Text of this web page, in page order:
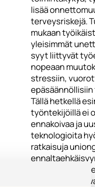
lisää
terveysriskejä.
mukaan
yleisimmät
syyt liittyvät
nopeaan
stressiin,
Tällä hetkellä
työntekijöillä ei
ennakoivaa ja
teknologioita
ratkaisuja
ratkaisuja,
työnantajat